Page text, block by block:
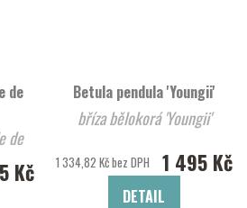
de
de
Kč
Betula pendula 'Youngii'
bříza bělokorá 'Youngii'
1 334,82 Kč bez DPH 1 495 Kč
DETAIL